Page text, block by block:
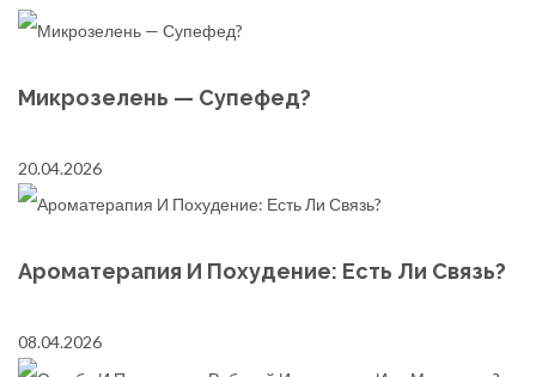
Микрозелень — Супефед?
20.04.2026
Ароматерапия И Похудение: Есть Ли Связь?
08.04.2026